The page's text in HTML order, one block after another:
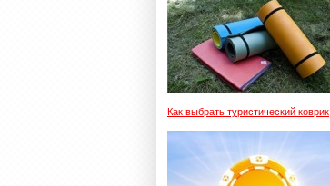
Как выбрать туристический коврик